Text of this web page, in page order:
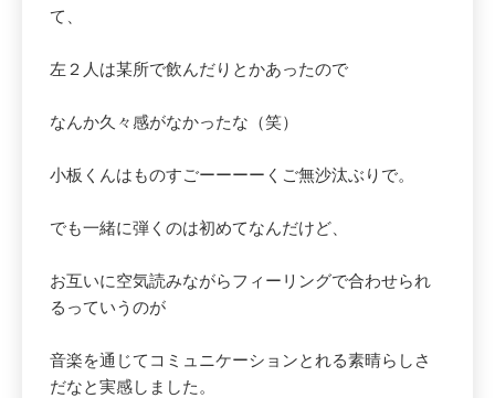
て、
左２人は某所で飲んだりとかあったので
なんか久々感がなかったな（笑）
小板くんはものすごーーーーくご無沙汰ぶりで。
でも一緒に弾くのは初めてなんだけど、
お互いに空気読みながらフィーリングで合わせられ
るっていうのが
音楽を通じてコミュニケーションとれる素晴らしさ
だなと実感しました。